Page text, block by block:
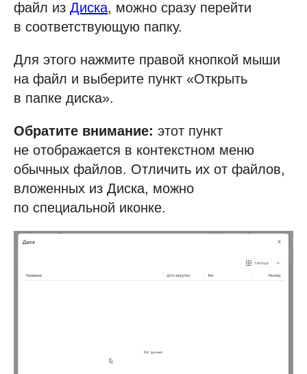
файл из Диска, можно сразу перейти
в соответствующую папку.
Для этого нажмите правой кнопкой мыши
на файл и выберите пункт «Открыть
в папке диска».
Обратите внимание: этот пункт
не отображается в контекстном меню
обычных файлов. Отличить их от файлов,
вложенных из Диска, можно
по специальной иконке.